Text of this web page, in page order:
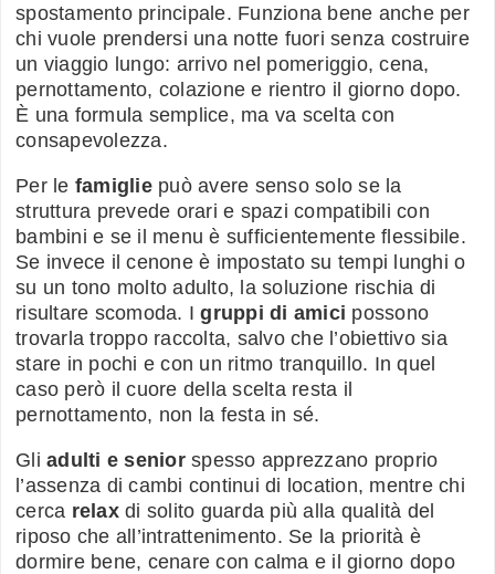
spostamento principale. Funziona bene anche per
chi vuole prendersi una notte fuori senza costruire
un viaggio lungo: arrivo nel pomeriggio, cena,
pernottamento, colazione e rientro il giorno dopo.
È una formula semplice, ma va scelta con
consapevolezza.
Per le famigliepuò avere senso solo se la
struttura prevede orari e spazi compatibili con
bambini e se il menu è sufficientemente flessibile.
Se invece il cenone è impostato su tempi lunghi o
su un tono molto adulto, la soluzione rischia di
risultare scomoda. Igruppi di amici possono
trovarla troppo raccolta, salvo che l’obiettivo sia
stare in pochi e con un ritmo tranquillo. In quel
caso però il cuore della scelta resta il
pernottamento, non la festa in sé.
Gli adulti e seniorspesso apprezzano proprio
l’assenza di cambi continui di location, mentre chi
cerca relaxdi solito guarda più alla qualità del
riposo che all’intrattenimento. Se la priorità è
dormire bene, cenare con calma e il giorno dopo